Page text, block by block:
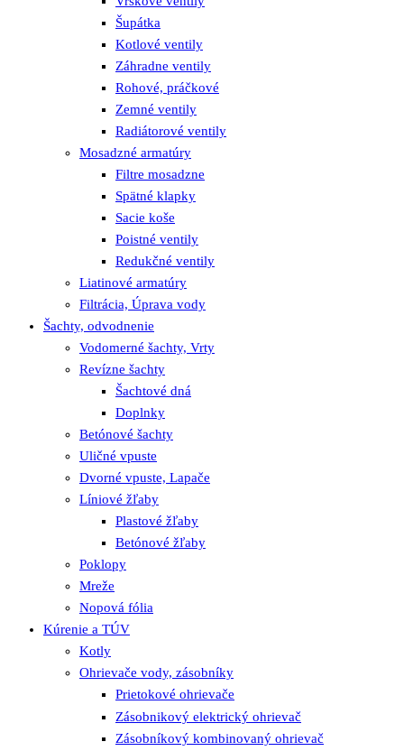
Šupátka
Kotlové ventily
Záhradne ventily
Rohové, práčkové
Zemné ventily
Radiátorové ventily
Mosadzné armatúry
Filtre mosadzne
Spätné klapky
Sacie koše
Poistné ventily
Redukčné ventily
Liatinové armatúry
Filtrácia, Úprava vody
Šachty, odvodnenie
Vodomerné šachty, Vrty
Revízne šachty
Šachtové dná
Doplnky
Betónové šachty
Uličné vpuste
Dvorné vpuste, Lapače
Líniové žľaby
Plastové žľaby
Betónové žľaby
Poklopy
Mreže
Nopová fólia
Kúrenie a TÚV
Kotly
Ohrievače vody, zásobníky
Prietokové ohrievače
Zásobnikový elektrický ohrievač
Zásobníkový kombinovaný ohrievač